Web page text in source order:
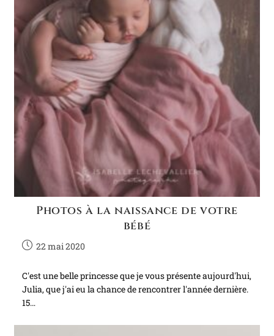
Photos à la naissance de votre
bébé
22 mai 2020
C'est une belle princesse que je vous présente aujourd'hui,
Julia, que j'ai eu la chance de rencontrer l'année dernière.
15…